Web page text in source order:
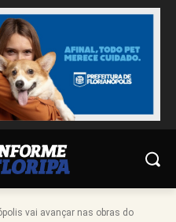
vai avançar nas obras do